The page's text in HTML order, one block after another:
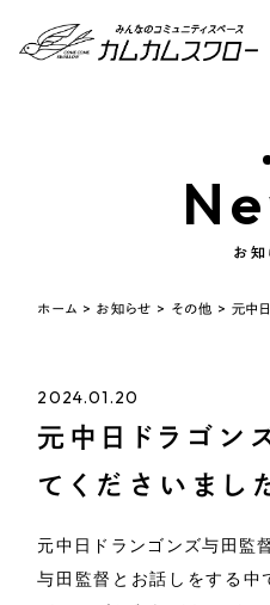
お知
ホーム > お知らせ > その他 > 元中
2024.01.20
元中日ドラゴン
てくださいまし
元中日ドランゴンズ与田監
与田監督とお話しをする